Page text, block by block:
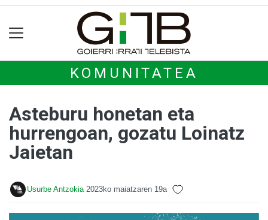
KOMUNITATEA
Asteburu honetan eta
hurrengoan, gozatu Loinatz
Jaietan
Usurbe Antzokia 2023ko maiatzaren 19a